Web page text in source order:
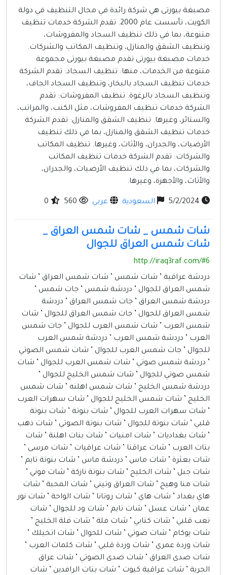
مصبغة بيورتى هي شركة رائدة في مجال التنظيف في دولة
الكويت، تأسست عام 2000. تقدم الشركة خدمات تنظيف
متنوعة، بما في ذلك تنظيف السجاد والمفروشات،
وتنظيف الشقق والمنازل، وتنظيف المكاتب والشركات.
خدمات مصبغة بيورتى تقدم مصبغة بيورتى مجموعة
متنوعة من الخدمات، منها: تنظيف السجاد: تقدم الشركة
خدمات تنظيف السجاد بالبخار، وتنظيف السجاد الجاف،
وتنظيف السجاد بالرغوة. تنظيف المفروشات: تقدم
الشركة خدمات تنظيف المفروشات، مثل الكنب، والمراتب،
والستائر، وغيرها. تنظيف الشقق والمنازل: تقدم الشركة
خدمات تنظيف الشقق والمنازل، بما في ذلك تنظيف
الأرضيات، والجدران، والأثاث، وغيرها. تنظيف المكاتب
والشركات: تقدم الشركة خدمات تنظيف المكاتب
والشركات، بما في ذلك تنظيف الأرضيات، والجدران،
والأثاث، والأجهزة، وغيرها.
السعودية عربي
شات شمس _ شات شمس العراق _
شات شمس العراق للجوال
http://iraq3raf.com/#6
دردشة عراقية ’ شات شمس ’ شات شمس العراق ’ شات
شمس العراق للجوال ’ دردشة شمس ’ جات شمس ’
دردشة شمس العراق ’ جات شمس العراق ’ دردشة
شمس العراق للجوال ’ جات شمس العراق للجوال ’ شات
شمس العرب ’ شات شمس العرب للجوال ’ جات شمس
العرب ’ دردشة شمس العرب ’ دردشة شمس العرب
للجوال ’ جات شمس العرب للجوال ’ شات شمس الصوتي
’ دردشة شمس صوتي ’ شات شمس العرب للجوال ’ شات
شمس صوتي للجوال ’ شات شمس الخليج للجوال ’
دردشة شمس الخليج ’ شات شمس اهلنه ’ شات شمس
الخليج ’ شات شمس الخليج للجوال ’ شات سهرات العرب
’ شات سهرات العرب للجوال ’ شات بنوتة ’ شات بنوتة
قلبي ’ شات بنوتة للجوال ’ شات بنوتة الصوتي ’ شات ذهب
’ شات بغداديات ’ شات امنيات ’ شات بنات اهلنة ’ شات
بنات العرب ’ شات عراقنا ’ شات عراقيات ’ شات مرسى ’
شات بعثرة ’ شات ماس ’ دردشة ماس ’ شات بنوتة تايم ’
شات جبل ’ شات الخليج ’ شات بنوتة نازكة ’ شات فوني ’
شات منا وهيج ’ شات العراق وتيني ’ شات المحبة ’ شات
هاي بغداد ’ شات هاي ’ شات روتانا ’ شات الواحة ’ شات نور
عمان ’ شات عسل ’ شات تايم ’ شات ود للجوال ’ شات
تعب قلبي ’ شات كتابي ’ شات فلة ’ شات فلة الخليج ’
شات يوكام ’ شات صوتي ’ شات للحوال ’ شات اتخيلك ’
شات وردة عمري ’ شات وردة قلبي ’ شات كلمات العرب ’
شات صدى العراق ’ شات صدى الصوتي ’ شات عراق
الحرية ’ شات عراقية كيوت ’ شات بنات الرافدين ’ شات